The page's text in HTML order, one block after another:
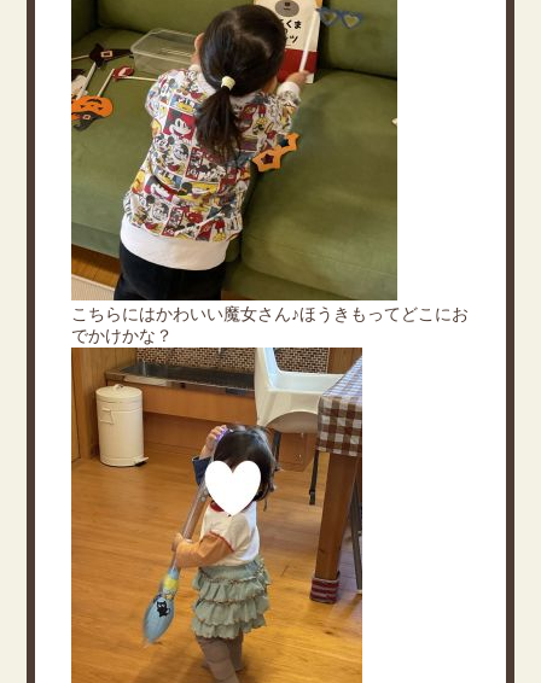
こちらにはかわいい魔女さん♪ほうきもってどこにお
でかけかな？